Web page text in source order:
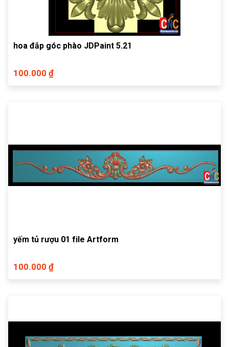
hoa đắp góc phào JDPaint 5.21
100.000 ₫
yếm tủ rượu 01 file Artform
100.000 ₫